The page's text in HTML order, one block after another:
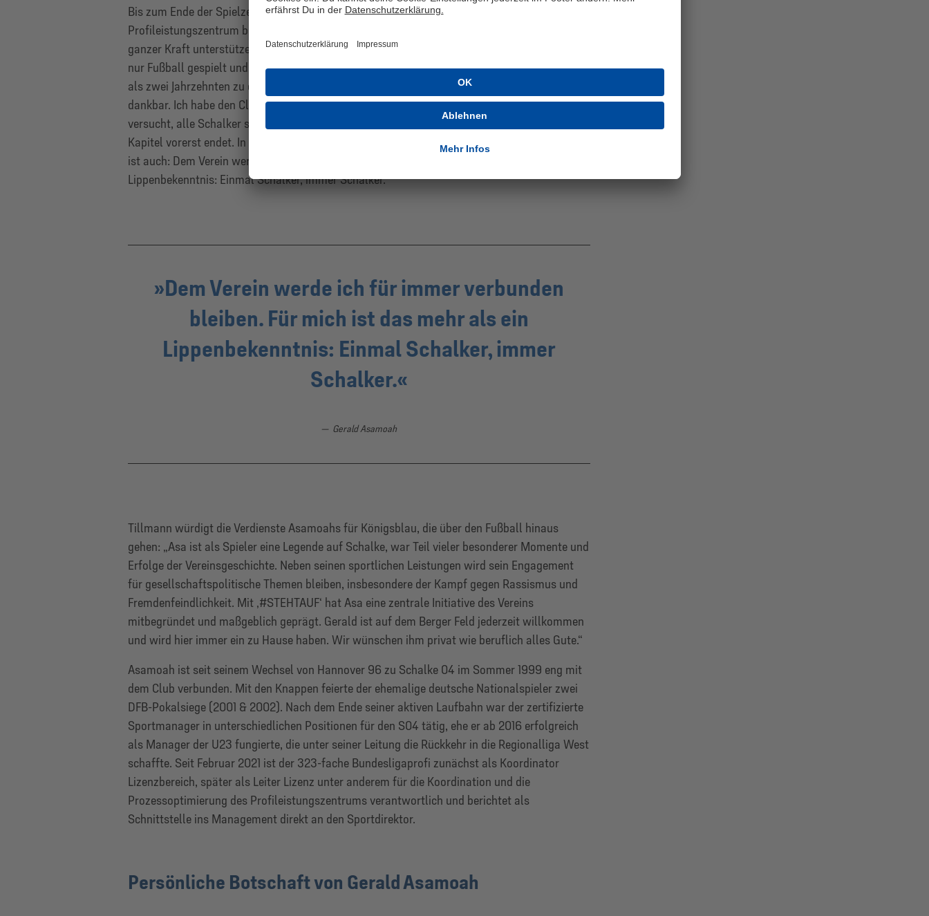
Bis zum Ende der Spielzeit 2023/2024 wird Gerald Asamoah den Übergang im
Profileistungszentrum begleiten und den Verein in dem so wichtigen Saisonendspurt mit
ganzer Kraft unterstützen: „Jeder weiß, wie viel mir Schalke 04 bedeutet. Hier habe ich nicht
nur Fußball gespielt und die ersten Schritte im Management gemacht, sondern mich in mehr
als zwei Jahrzehnten zu dem Menschen entwickelt, der ich heute bin. Dafür bin ich extrem
dankbar. Ich habe den Club, die Fans und das ganze Umfeld lieben gelernt und immer
versucht, alle Schalker stolz zu machen. Umso schmerzhafter ist es für mich, dass dieses
Kapitel vorerst endet. In der aktuellen Situation ist dies leider nicht anders möglich. Aber klar
ist auch: Dem Verein werde ich für immer verbunden bleiben. Für mich ist das mehr als ein
Lippenbekenntnis: Einmal Schalker, immer Schalker.“
Dem Verein werde ich für immer verbunden
bleiben. Für mich ist das mehr als ein
Lippenbekenntnis: Einmal Schalker, immer
Schalker.
Gerald Asamoah
Tillmann würdigt die Verdienste Asamoahs für Königsblau, die über den Fußball hinaus
gehen: „Asa ist als Spieler eine Legende auf Schalke, war Teil vieler besonderer Momente und
Erfolge der Vereinsgeschichte. Neben seinen sportlichen Leistungen wird sein Engagement
für gesellschaftspolitische Themen bleiben, insbesondere der Kampf gegen Rassismus und
Fremdenfeindlichkeit. Mit ‚#STEHTAUF‘ hat Asa eine zentrale Initiative des Vereins
mitbegründet und maßgeblich geprägt. Gerald ist auf dem Berger Feld jederzeit willkommen
und wird hier immer ein zu Hause haben. Wir wünschen ihm privat wie beruflich alles Gute.“
Asamoah ist seit seinem Wechsel von Hannover 96 zu Schalke 04 im Sommer 1999 eng mit
dem Club verbunden. Mit den Knappen feierte der ehemalige deutsche Nationalspieler zwei
DFB-Pokalsiege (2001 & 2002). Nach dem Ende seiner aktiven Laufbahn war der zertifizierte
Sportmanager in unterschiedlichen Positionen für den S04 tätig, ehe er ab 2016 erfolgreich
als Manager der U23 fungierte, die unter seiner Leitung die Rückkehr in die Regionalliga West
schaffte. Seit Februar 2021 ist der 323-fache Bundesligaprofi zunächst als Koordinator
Lizenzbereich, später als Leiter Lizenz unter anderem für die Koordination und die
Prozessoptimierung des Profileistungszentrums verantwortlich und berichtet als
Schnittstelle ins Management direkt an den Sportdirektor.
Persönliche Botschaft von Gerald Asamoah